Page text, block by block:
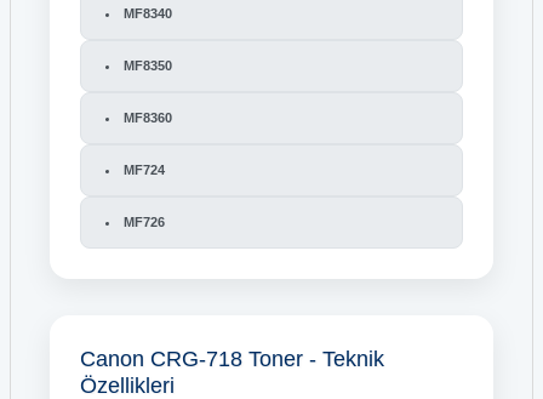
MF8340
MF8350
MF8360
MF724
MF726
Canon CRG-718 Toner - Teknik
Özellikleri